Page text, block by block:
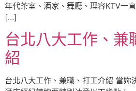
年代茶室、酒家、舞廳、理容KTV一
[…]
台北八大工作、兼
紹
台北八大工作、兼職、打工介紹 當妳